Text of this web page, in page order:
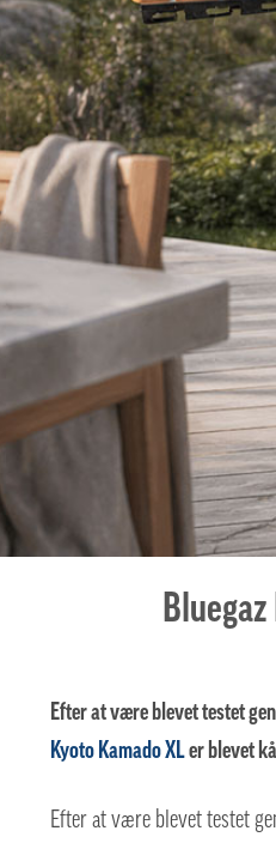
Efter at være blevet testet
Kyoto Kamado XLer blevet
Efter at være blevet testet